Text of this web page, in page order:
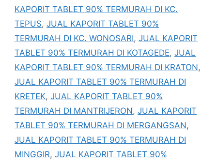
KAPORIT TABLET 90% TERMURAH DI KC.
TEPUS, JUAL KAPORIT TABLET 90%
TERMURAH DI KC. WONOSARI, JUAL KAPORIT
TABLET 90% TERMURAH DI KOTAGEDE, JUAL
KAPORIT TABLET 90% TERMURAH DI KRATON,
JUAL KAPORIT TABLET 90% TERMURAH DI
KRETEK, JUAL KAPORIT TABLET 90%
TERMURAH DI MANTRIJERON, JUAL KAPORIT
TABLET 90% TERMURAH DI MERGANGSAN,
JUAL KAPORIT TABLET 90% TERMURAH DI
MINGGIR, JUAL KAPORIT TABLET 90%